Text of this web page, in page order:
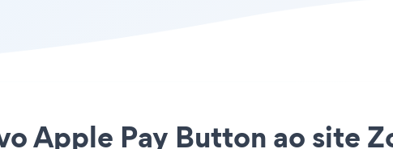
Apple Pay Button ao site